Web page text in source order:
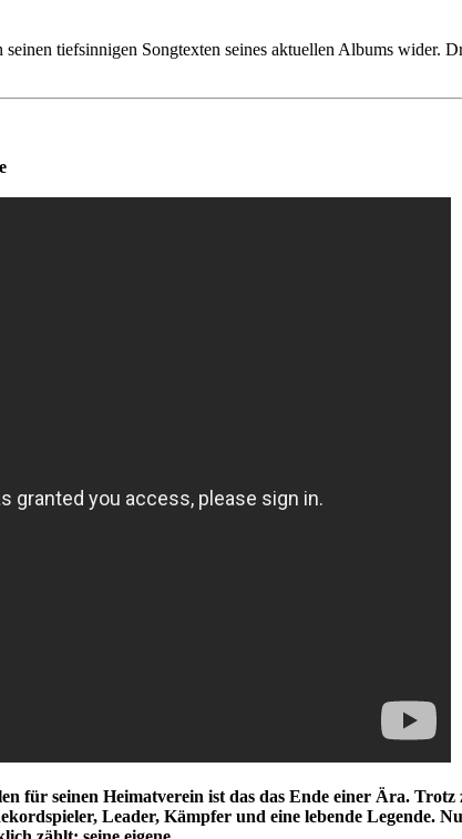
tiefsinnigen Songtexten seines aktuellen Albums wider.
für seinen Heimatverein ist das das Ende einer Ära.
Leader, Kämpfer und eine lebende Legende.